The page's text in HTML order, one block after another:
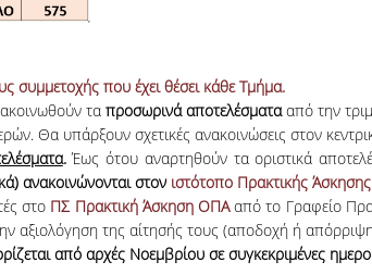
συμμετοχής που έχει θέσει κάθε Τμήμα.
τα προσωρινά αποτελέσματααπό την
Θα υπάρξουν σχετικές ανακοινώσεις στον
.Έως ότου αναρτηθούν τα οριστικά
ανακοινώνονται στον ιστότοπο Πρακτικής
στο ΠΣ Πρακτική Άσκηση ΟΠΑαπό το Γραφείο
αξιολόγηση της αίτησής τους (αποδοχή ή
από αρχές Νοεμβρίου σε συγκεκριμένες